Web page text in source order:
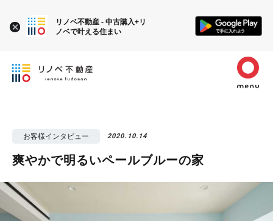
お客様インタビュー 2020.10.14
爽やかで明るいペールブルーの家
リノベ不動産 - 中古購入+リ
ノベで叶える住まい